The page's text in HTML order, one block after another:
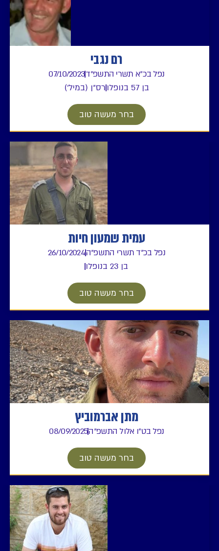
רם נגבי
נפל בכ"א תשרי התשפ"ד07/10/2023
בן 57 בנופלו
רס"ן (במיל')
בחר מעשה טוב
עמית שמעון חיות
נפל בכ"ד תשרי התשפ"ה26/10/2024
בן 23 בנופלו
בחר מעשה טוב
מתן אברמוביץ
נפל בט"ו אלול התשפ"ה08/09/2025
בחר מעשה טוב